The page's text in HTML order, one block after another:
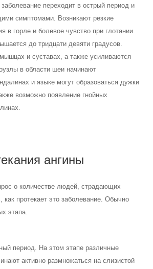
переходит в острый период и
симптомами. Возникают резкие
в горле и болевое чувство при глотании.
до тридцати девяти градусов.
и суставах, а также усиливаются
в области шеи начинают
и языке могут образоваться дужки
возможно появление гнойных
ангины
о количестве людей, страдающих
как протекает это заболевание. Обычно
этапа.
период. На этом этапе различные
активно размножаться на слизистой